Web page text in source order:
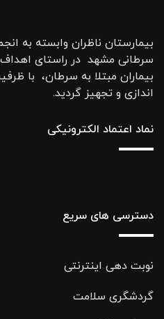
بیمارستان ناظران وابسته به
سرطانی مشهد در راستای
اندازی و تجهیز گردید.
نماد اعتماد الکترونیکی
دسترسی های سریع
نوبت دهی اینترنتی
گردشگری سلامت